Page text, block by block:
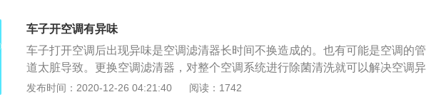
比较重要的，建议大家按时去保养自己的爱车。在保养爱车时，一定要使用正品
油液和配件，大家不要贪图便宜使用假冒伪劣产品。
清洗，清洗完后装入新的滤芯。 4、卡好卡扣，进行检查是否合格。 5、进行安
装封盖。 6、开启空调试一下，看看效果。二、风道的清洗步骤：1、启动车子，
打开空调制冷开关，风量选择最小，温度选择最高，开启外循环模式。2、把手
放到空调进风口位置，感受一下是否有气流被吸进车内。想空调进风口喷空调杀
菌清洁剂，然后就会随着气流进入车厢内。3、喷入清洁剂之后立即关闭车窗，
车子开空调有异味
车子打开空调后出现异味是空调滤清器长时间不换造成的。也有可能是空调的管
道太脏导致。更换空调滤清器，对整个空调系统进行除菌清洗就可以解决空调异
味问题。空调系统是平时用车过程中经常忽视的，空调长时间使用会产生细菌。
发布时间：2020-12-26 04:21:40 阅读：1742